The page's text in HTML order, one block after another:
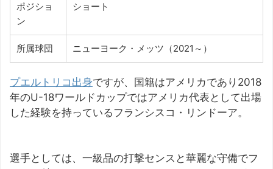
ポジショ
ン
ショート
所属球団 ニューヨーク・メッツ（2021～）
プエルトリコ出身ですが、国籍はアメリカであり2018
年のU-18ワールドカップではアメリカ代表として出場
した経験を持っているフランシスコ・リンドーア。
選手としては、一級品の打撃センスと華麗な守備でフ